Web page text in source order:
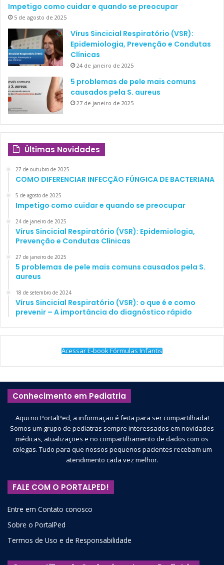
Impetigo como cuidar e quando se preocupar
5 de agosto de 2025
Vírus Sincicial Respiratório (VSR):
Epidemiologia, Prevenção e Condutas
Clínicas
24 de janeiro de 2025
5 problemas de pele mais comuns
causados pela S. aureus
27 de janeiro de 2025
Últimas Novidades
27 de outubro de 2025
COMO DIFERENCIAR INFECÇÃO FÚNGICA DE BACTERIANA
5 de agosto de 2025
Impetigo como cuidar e quando se preocupar
24 de janeiro de 2025
Vírus Sincicial Respiratório (VSR): Epidemiologia,
Prevenção e Condutas Clínicas
27 de janeiro de 2025
5 problemas de pele mais comuns causados pela S.
aureus
18 de setembro de 2024
Vírus Sincicial Respiratório (VSR): o que é e como
prevenir – A importância do diagnóstico rápido
Acessar E-book Fórmulas Infantis
Conhecimento em Pediatria
Aqui no PortalPed, a informação é feita para ser compartilhada!
Somos um grupo de pediatras sempre interessados em novidades
médicas, atualizações e no compartilhamento de dados com os
colegas. Tudo para que nossos pequenos pacientes recebam um
atendimento cada vez melhor.
FALE COM O PORTALPED!
Entre em Contato conosco
Sobre o PortalPed
Termos de Uso e de Responsabilidade